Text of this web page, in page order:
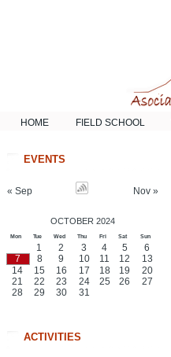
HOME FIELD SCHOOL
EVENTS
« Sep Nov »
OCTOBER 2024
Mon Tue Wed Thu Fri Sat Sun
1 2 3 4 5
6
7
8 9 10 11 12
13
14
15 16 17 18 19
20
21
22 23 24 25 26
27
28
29 30 31
ACTIVITIES